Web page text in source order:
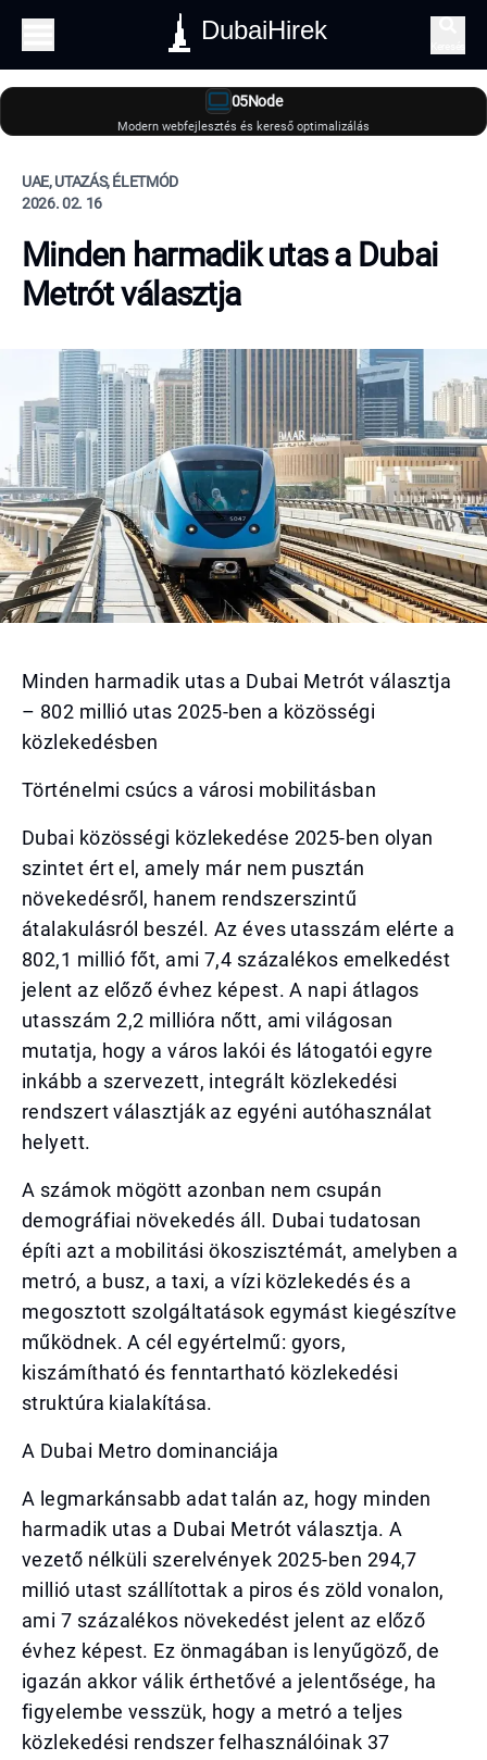
DubaiHirek
05Node
Modern webfejlesztés és kereső optimalizálás
UAE, UTAZÁS, ÉLETMÓD
2026. 02. 16
Minden harmadik utas a Dubai
Metrót választja
Minden harmadik utas a Dubai Metrót választja
– 802 millió utas 2025-ben a közösségi
közlekedésben
Történelmi csúcs a városi mobilitásban
Dubai közösségi közlekedése 2025-ben olyan
szintet ért el, amely már nem pusztán
növekedésről, hanem rendszerszintű
átalakulásról beszél. Az éves utasszám elérte a
802,1 millió főt, ami 7,4 százalékos emelkedést
jelent az előző évhez képest. A napi átlagos
utasszám 2,2 millióra nőtt, ami világosan
mutatja, hogy a város lakói és látogatói egyre
inkább a szervezett, integrált közlekedési
rendszert választják az egyéni autóhasználat
helyett.
A számok mögött azonban nem csupán
demográfiai növekedés áll. Dubai tudatosan
építi azt a mobilitási ökoszisztémát, amelyben a
metró, a busz, a taxi, a vízi közlekedés és a
megosztott szolgáltatások egymást kiegészítve
működnek. A cél egyértelmű: gyors,
kiszámítható és fenntartható közlekedési
struktúra kialakítása.
A Dubai Metro dominanciája
A legmarkánsabb adat talán az, hogy minden
harmadik utas a Dubai Metrót választja. A
vezető nélküli szerelvények 2025-ben 294,7
millió utast szállítottak a piros és zöld vonalon,
ami 7 százalékos növekedést jelent az előző
évhez képest. Ez önmagában is lenyűgöző, de
igazán akkor válik érthetővé a jelentősége, ha
figyelembe vesszük, hogy a metró a teljes
közlekedési rendszer felhasználóinak 37